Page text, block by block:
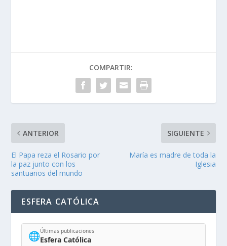
COMPARTIR:
ANTERIOR
El Papa reza el Rosario por
la paz junto con los
santuarios del mundo
SIGUIENTE
María es madre de toda la
Iglesia
ESFERA CATÓLICA
🌐Últimas publicaciones
Esfera Católica